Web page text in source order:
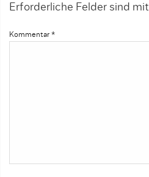
Erforderliche Felder sind mit
Kommentar *